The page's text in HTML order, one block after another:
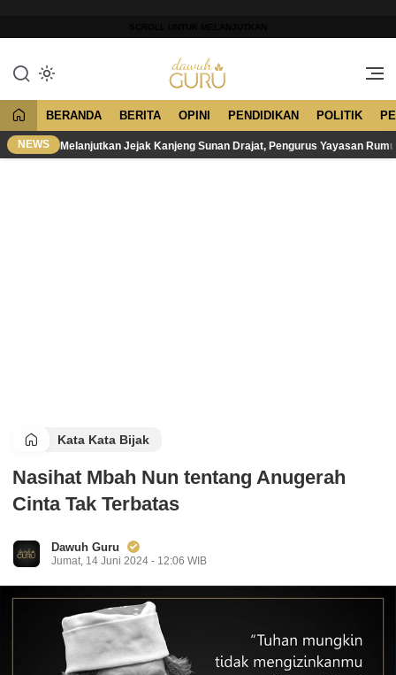
konten
Dawuh Guru
Merawat Tradisi, Membangun
BERANDA BERITA OPINI PENDIDIKAN POLITIK
NEWS Melanjutkan Jejak Kanjeng Sunan Drajat, Pengurus Yayasan
Kata Kata Bijak
Nasihat Mbah Nun tentang Anugerah
Cinta Tak Terbatas
Dawuh Guru
Jumat, 14 Juni 2024 - 12:06 WIB